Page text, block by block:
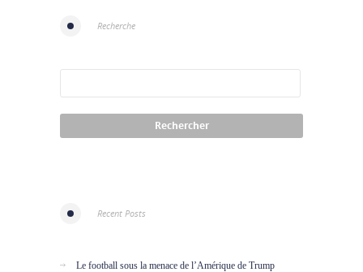
Recherche
Recent Posts
Le football sous la menace de l’Amérique de Trump